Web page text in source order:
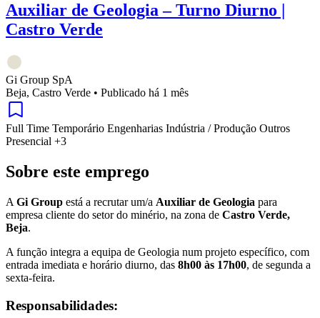
Auxiliar de Geologia – Turno Diurno |
Castro Verde
Gi Group SpA
Beja, Castro Verde • Publicado há 1 mês
Full Time Temporário Engenharias Indústria / Produção Outros
Presencial +3
Sobre este emprego
A Gi Group está a recrutar um/a Auxiliar de Geologia para
empresa cliente do setor do minério, na zona de Castro Verde,
Beja.
A função integra a equipa de Geologia num projeto específico, com
entrada imediata e horário diurno, das 8h00 às 17h00, de segunda a
sexta-feira.
Responsabilidades: